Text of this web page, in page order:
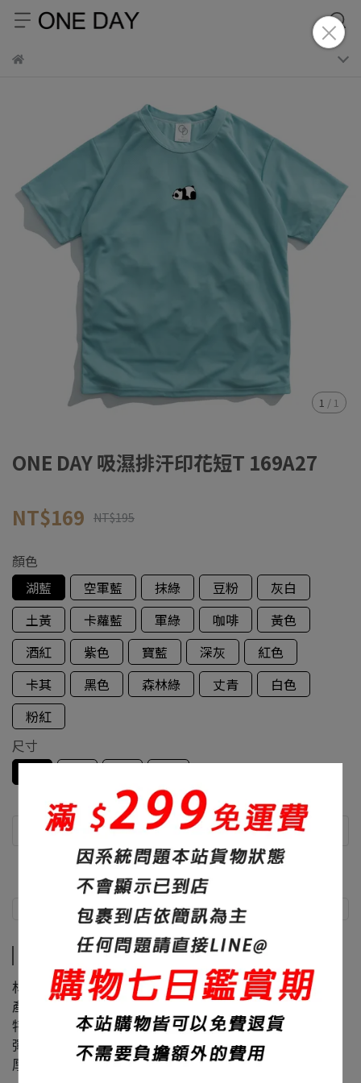
1 / 1
ONE DAY 吸濕排汗印花短T 169A27
NT$169 NT$195
顏色
湖藍
空軍藍 抹綠 豆粉
灰白
土黃
卡蘿藍 軍綠 咖啡
黃色
酒紅
紫色 寶藍 深灰
紅色
卡其
黑色 森林綠 丈青
白色
粉紅
尺寸
商品介紹 尺寸說明
商品介紹
材質：100%聚酯纖維
產地：台灣
特色：吸濕排汗、面料滑順
彈性：超彈
厚度：230碼重